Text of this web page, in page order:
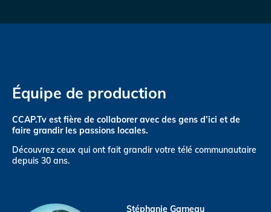
Équipe de production
CCAP.Tv est fière de collaborer avec des gens d’ici et de
faire grandir les passions locales.
Découvrez ceux qui ont fait grandir votre télé communautaire
depuis 30 ans.
Stéphanie Garneau